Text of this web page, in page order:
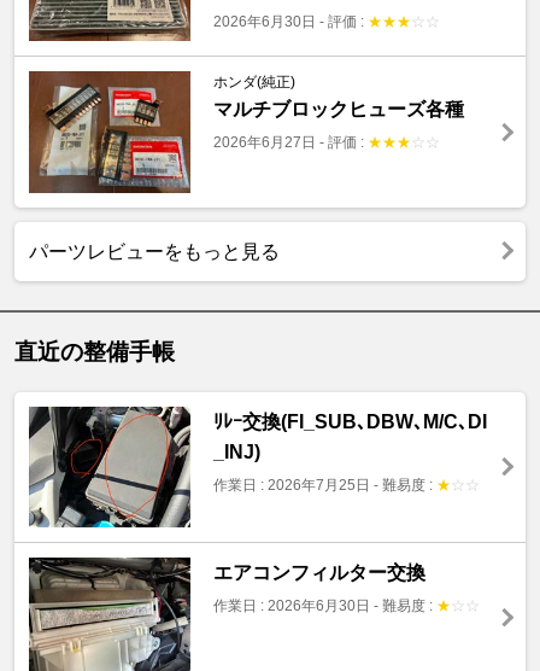
2026年6月30日 - 評価 : ★★★ ☆ ☆
ホンダ(純正)
マルチブロックヒューズ各種
2026年6月27日 - 評価 : ★★★ ☆ ☆
パーツレビューをもっと見る
直近の整備手帳
ﾘﾚｰ交換(FI_SUB､DBW､M/C､DI
_INJ)
作業日 : 2026年7月25日 - 難易度 : ★ ☆ ☆
エアコンフィルター交換
作業日 : 2026年6月30日 - 難易度 : ★ ☆ ☆